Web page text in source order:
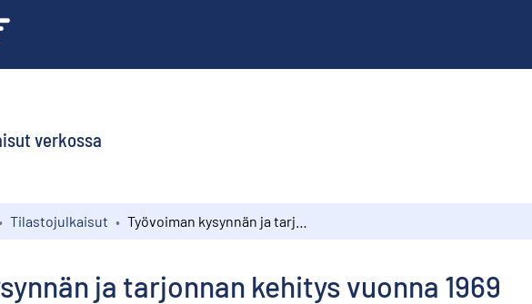
verkossa
Tilastojulkaisut
ja tarjonnan kehitys vuonna 1969